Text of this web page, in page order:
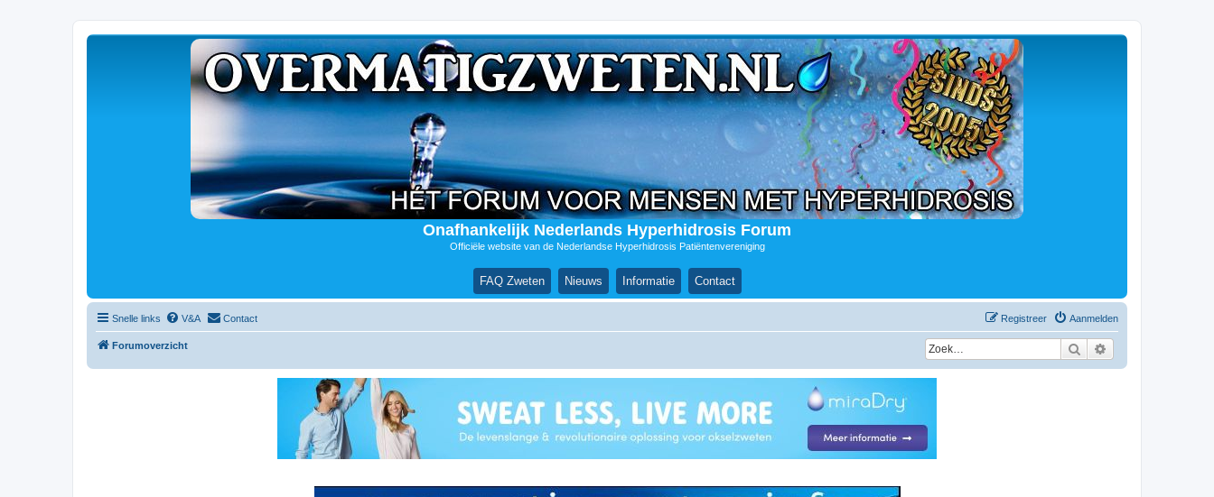
Onafhankelijk Nederlands Hyperhidrosis Forum
Officiële website van de Nederlandse Hyperhidrosis Patiëntenvereniging
FAQ Zweten Nieuws Informatie Contact
Snelle links V&A Contact Aanmelden
Registreer
Forumoverzicht Zoek